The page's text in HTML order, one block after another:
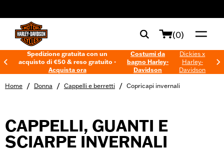
(0)
Spedizione gratuita con un
acquisto di €50 & reso gratuito -
Acquista ora
Costumi da
bagno Harley-
Davidson
Dickies x
Harley-
Davidson
Home / Donna / Cappelli e berretti / Copricapi invernali
CAPPELLI, GUANTI E
SCIARPE INVERNALI